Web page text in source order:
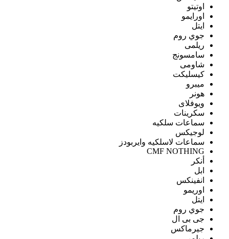
اوتيتو
اورايمو
ايتل
جوي روم
ريلمى
سامسونج
شاومى
كيسليكت
ميبرو
هونر
ويوفلاى
سكرينات
سماعات سلكيه
لوجيكس
سماعات لاسلكيه وايربودز
CMF NOTHING
أنكر
ابل
انفينكس
اوريمو
ايتل
جوي روم
جى بى ال
جيرماكس